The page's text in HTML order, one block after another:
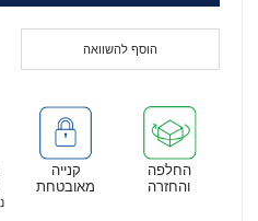
הוסף להשוואה
קנייה
מאובטחת
החלפה
והחזרה